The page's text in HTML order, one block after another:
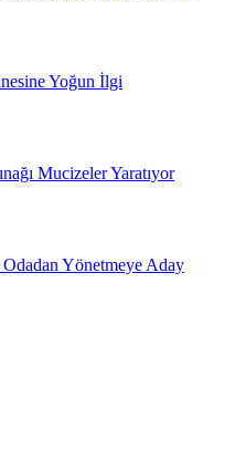
Yoğun İlgi
Mucizeler Yaratıyor
Yönetmeye Aday